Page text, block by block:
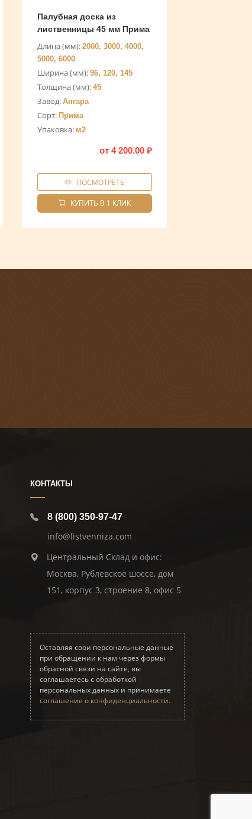
Палубная доска из
лиственницы 45 мм Прима
Длина (мм): 2000, 3000, 4000,
5000, 6000
Ширина (мм): 96, 120, 145
Толщина (мм): 45
Завод: Ангара
Сорт: Прима
Упаковка: м2
от4 200.00₽
ПОСМОТРЕТЬ
КУПИТЬ В 1 КЛИК
КОНТАКТЫ
8 (800) 350-97-47
info@listvenniza.com
Центральный Склад и офис:
Москва, Рублевское шоссе, дом
151, корпус 3, строение 8, офис 5
Оставляя свои персональные данные
при обращении к нам через формы
обратной связи на сайте, вы
соглашаетесь с обработкой
персональных данных и принимаете
соглашение о конфиденциальности.